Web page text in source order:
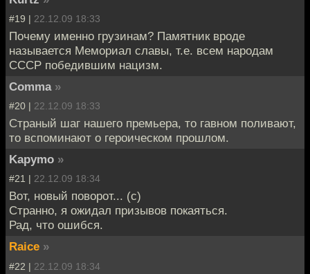
#19 | 22.12.09 18:33
Почему именно грузинам? Памятник вроде
называется Мемориал славы, т.е. всем народам
СССР победившим нацизм.
Comma »
#20 | 22.12.09 18:33
Страный шаг нашего премьера, то гавном поливают,
то вспоминают о героическом прошлом.
Kapymo »
#21 | 22.12.09 18:34
Вот, новый поворот... (с)
Странно, я ожидал призывов покаяться.
Рад, что ошибся.
Raice »
#22 | 22.12.09 18:34